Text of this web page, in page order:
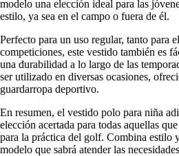
modelo una elección ideal para las
estilo, ya sea en el campo o fuera de él.
Perfecto para un uso regular, tanto para
competiciones, este vestido también es
una durabilidad a lo largo de las
ser utilizado en diversas ocasiones,
guardarropa deportivo.
En resumen, el vestido polo para niña
elección acertada para todas aquellas
para la práctica del golf. Combina estilo
modelo que sabrá atender las